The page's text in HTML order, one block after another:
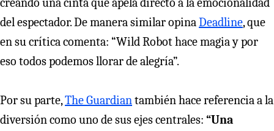
del espectador. De manera similar opinaDeadline, que
en su crítica comenta: “Wild Robot hace magia y por
eso todos podemos llorar de alegría”.
Por su parte,The Guardiantambién hace referencia a la
diversión como uno de sus ejes centrales: “Una